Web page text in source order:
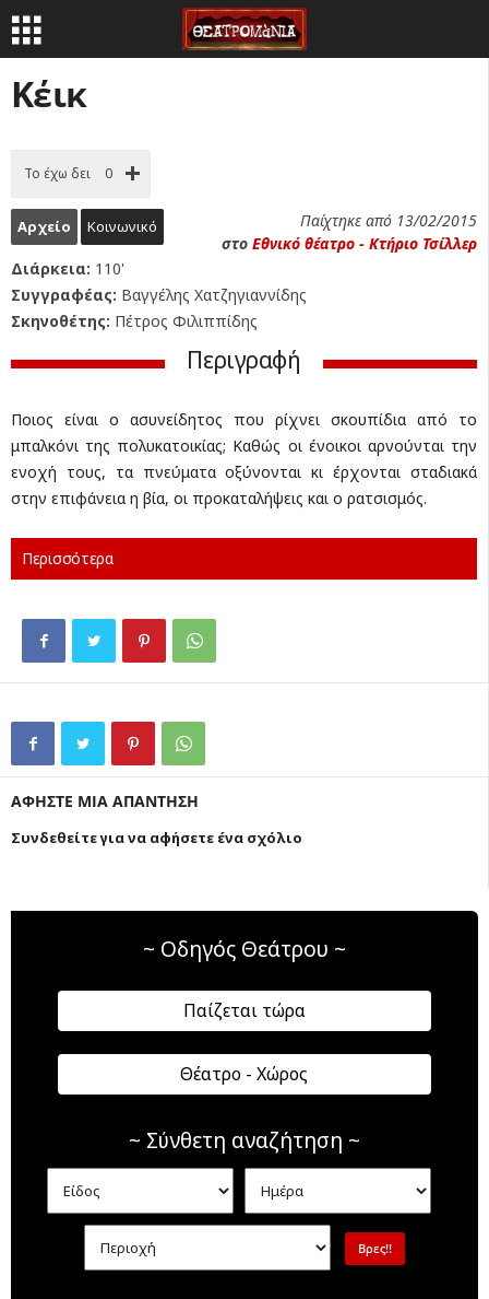
Κέικ
Το έχω δει 0
Αρχείο Κοινωνικό
Παίχτηκε από 13/02/2015
στο Εθνικό θέατρο - Κτήριο Τσίλλερ
Διάρκεια: 110'
Συγγραφέας: Βαγγέλης Χατζηγιαννίδης
Σκηνοθέτης: Πέτρος Φιλιππίδης
Περιγραφή
Ποιος είναι ο ασυνείδητος που ρίχνει σκουπίδια από το
μπαλκόνι της πολυκατοικίας; Καθώς οι ένοικοι αρνούνται την
ενοχή τους, τα πνεύματα οξύνονται κι έρχονται σταδιακά
στην επιφάνεια η βία, οι προκαταλήψεις και ο ρατσισμός.
Περισσότερα
ΑΦΗΣΤΕ ΜΙΑ ΑΠΑΝΤΗΣΗ
Συνδεθείτε για να αφήσετε ένα σχόλιο
~ Οδηγός Θεάτρου ~
Παίζεται τώρα
Θέατρο - Χώρος
~ Σύνθετη αναζήτηση ~